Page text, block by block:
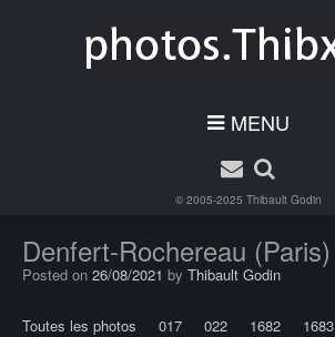
MENU
© 2005-2025 Thibault Godin
Denfert-Rochereau (Paris)
Posted on 26/08/2021 by Thibault Godin
Toutes les photos 017 022 1682 1683